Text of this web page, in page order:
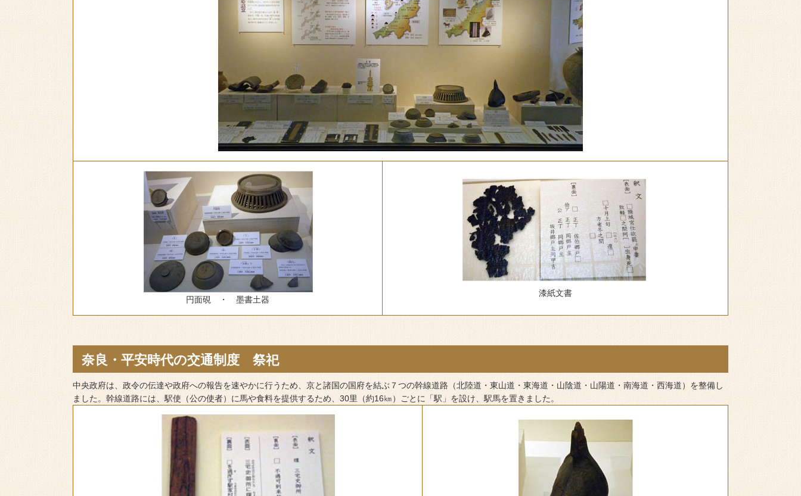
円面硯 ・ 墨書土器
漆紙文書
奈良・平安時代の交通制度 祭祀
中央政府は、政令の伝達や政府への報告を速やかに行うため、京と諸国の国府を結ぶ７つの幹線道路（北陸道・東山道・東海道・山陰道・山陽道・南海道・西海道）を整備し
ました。幹線道路には、駅使（公の使者）に馬や食料を提供するため、30里（約16㎞）ごとに「駅」を設け、駅馬を置きました。